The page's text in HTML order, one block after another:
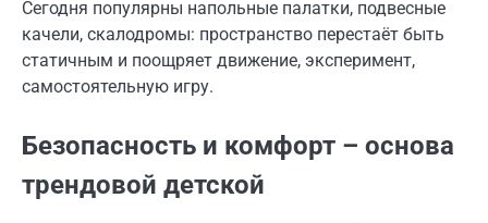
Сегодня популярны напольные палатки, подвесные
качели, скалодромы: пространство перестаёт быть
статичным и поощряет движение, эксперимент,
самостоятельную игру.
Безопасность и комфорт – основа
трендовой детской